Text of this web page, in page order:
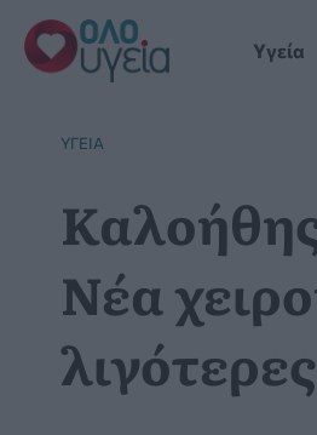
Μετάβαση
στο
περιεχόμενο
Yγεία
YΓΕΊΑ
Νέα